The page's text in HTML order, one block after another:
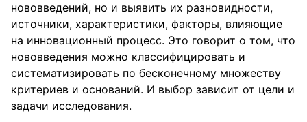
нововведений, но и выявить их разновидности,
источники, характеристики, факторы, влияющие
на инновационный процесс. Это говорит о том, что
нововведения можно классифицировать и
систематизировать по бесконечному множеству
критериев и оснований. И выбор зависит от цели и
задачи исследования.